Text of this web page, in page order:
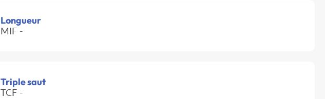
Longueur
MIF -
Triple saut
TCF -